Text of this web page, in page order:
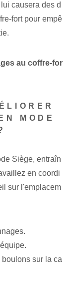
causera des d
fort pour empê
au coffre-for
MODE
Siège, entraîn
en coordi
sur l'emplacem
sur la ca